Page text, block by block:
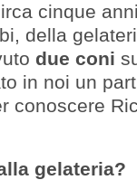
cinque
della
due coni
in noi un
conoscere
gelateria?